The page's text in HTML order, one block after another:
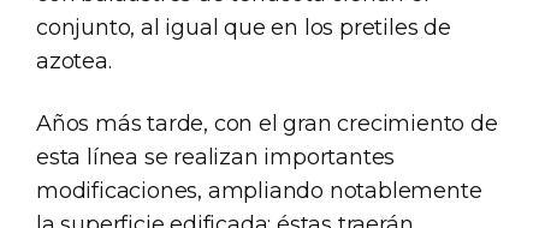
conjunto, al igual que en los pretiles de
azotea.
Años más tarde, con el gran crecimiento de
esta línea se realizan importantes
modificaciones, ampliando notablemente